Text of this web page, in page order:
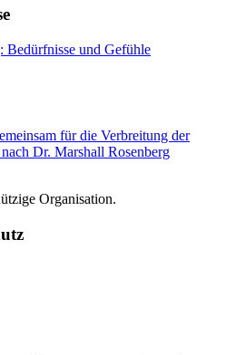
und Gefühle
für die Verbreitung der
Dr. Marshall Rosenberg
Organisation.